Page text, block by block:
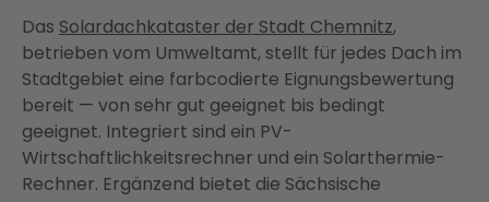
Das Solardachkataster der Stadt Chemnitz,
betrieben vom Umweltamt, stellt für jedes Dach im
Stadtgebiet eine farbcodierte Eignungsbewertung
bereit — von sehr gut geeignet bis bedingt
geeignet. Integriert sind ein PV-
Wirtschaftlichkeitsrechner und ein Solarthermie-
Rechner. Ergänzend bietet die Sächsische